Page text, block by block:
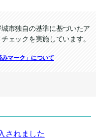
市独自の基準に基づいたア
ェックを実施しています。
マーク」について
されました